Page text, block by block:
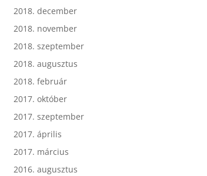
2018. december
2018. november
2018. szeptember
2018. augusztus
2018. február
2017. október
2017. szeptember
2017. április
2017. március
2016. augusztus